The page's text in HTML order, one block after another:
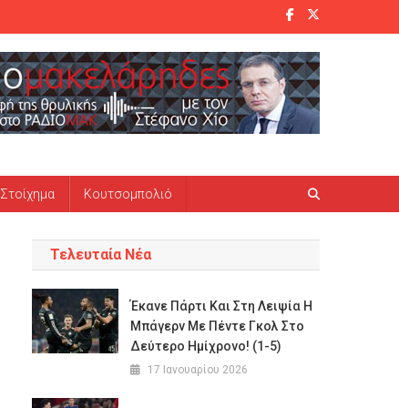
Στοίχημα Κουτσομπολιό
Τελευταία Νέα
Έκανε Πάρτι Και Στη Λειψία Η
Μπάγερν Με Πέντε Γκολ Στο
Δεύτερο Ημίχρονο! (1-5)
17 Ιανουαρίου 2026